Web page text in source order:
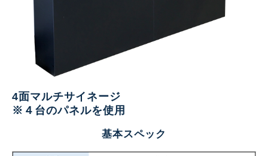
4面マルチサイネージ
※４台のパネルを使用
基本スペック